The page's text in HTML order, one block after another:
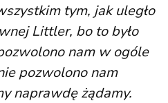
tym, jak uległo
Littler, bo to było
nam w ogóle
pozwolono nam
naprawdę żądamy.